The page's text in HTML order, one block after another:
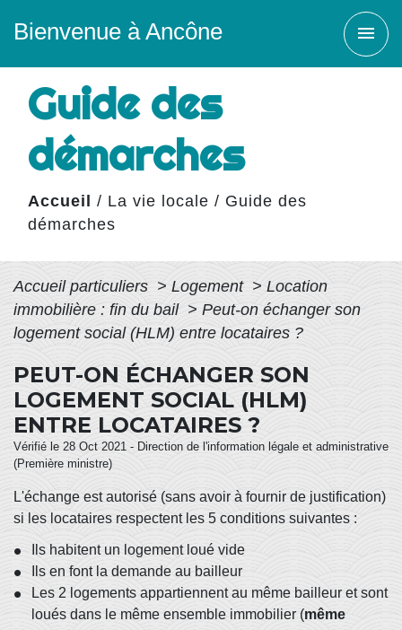
Bienvenue à Ancône menu
Guide des
démarches
Accueil / La vie locale / Guide des
démarches
Accueil particuliers > Logement > Location
immobilière : fin du bail > Peut-on échanger son
logement social (HLM) entre locataires ?
PEUT-ON ÉCHANGER SON
LOGEMENT SOCIAL (HLM)
ENTRE LOCATAIRES ?
Vérifié le 28 Oct 2021 - Direction de l'information légale et administrative
(Première ministre)
L'échange est autorisé (sans avoir à fournir de justification)
si les locataires respectent les 5 conditions suivantes :
Ils habitent un logement loué vide
Ils en font la demande au bailleur
Les 2 logements appartiennent au même bailleur et sont
loués dans le même ensemble immobilier (même